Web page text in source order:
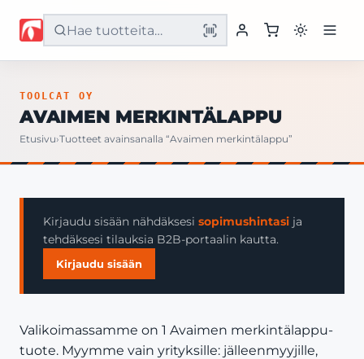
Etusivu
Yritys
Yhteystiedot
TOOLCAT OY
AVAIMEN MERKINTÄLAPPU
Etusivu›Tuotteet avainsanalla “Avaimen merkintälappu”
Kirjaudu sisään nähdäksesi sopimushintasi ja
tehdäksesi tilauksia B2B-portaalin kautta.
Kirjaudu sisään
Valikoimassamme on 1 Avaimen merkintälappu-
tuote. Myymme vain yrityksille: jälleenmyyjille,